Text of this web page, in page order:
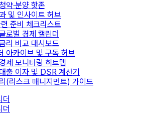
약·분양 핫존
및 인사이트 허브
준비 체크리스트
로벌 경제 캘린더
리 비교 대시보드
아카이브 및 구독 허브
제 모니터링 히트맵
출 이자 및 DSR 계산기
(리스크 매니지먼트) 가이드